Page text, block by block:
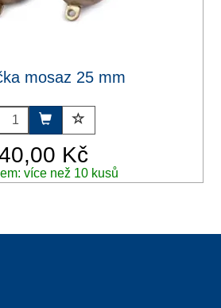
mosaz 25 mm
Kč
více než 10 kusů